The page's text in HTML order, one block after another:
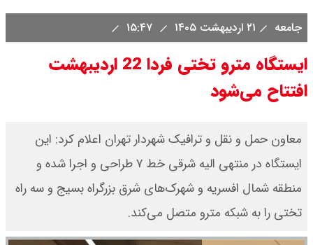
قیمت کوییک
قیمت محصولات سایپا امروز شنبه ۱۷
مرداد ۱۴۰۵ / قیمت اطلس چند؟ +
قیمت محصولات ایران خودرو امروز
شنبه ۱۷ مرداد ۱۴۰۵ / قیمت دنا چند ؟
ثبت نام سایپا از امروز ۱۷ مرداد ۱۴۰۵
جامعه ۲۱ اردیبهشت ۱۴۰۵
ایستگاه مترو تختی فردا 22 اردیبهشت
افتتاح می‌شود
معاون حمل و نقل و ترافیک شهردار تهران اعلام کرد: این
ایستگاه در منتهی‌ الیه شرقی خط ۷ طراحی و اجرا شده و
منطقه شمال افسریه و شهرک‌های شرق بزرگراه بسیج و سه راه
تختی را به شبکه مترو متصل می‌کند.